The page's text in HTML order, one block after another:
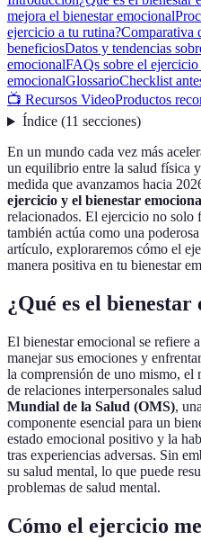
mejora el bienestar emocional
ejercicio a tu rutina?Comparativa
beneficiosDatos y tendencias
emocionalFAQs sobre el
emocionalGlossarioChecklist
📺 Recursos VideoProductos
Índice(11 secciones)
En un mundo cada vez más
un equilibrio entre la salud física
medida que avanzamos hacia
ejercicio y el bienestar
relacionados. El ejercicio no solo
también actúa como una
artículo, exploraremos cómo el
manera positiva en tu bienestar
¿Qué es el bienestar
El bienestar emocional se refiere
manejar sus emociones y
la comprensión de uno mismo, el
de relaciones interpersonales
Mundial de la Salud (OMS),
componente esencial para un
estado emocional positivo y la
tras experiencias adversas. Sin
su salud mental, lo que puede
problemas de salud mental.
Cómo el ejercicio